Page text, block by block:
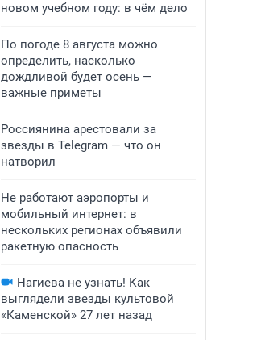
новом учебном году: в чём дело
По погоде 8 августа можно
определить, насколько
дождливой будет осень —
важные приметы
Россиянина арестовали за
звезды в Telegram — что он
натворил
Не работают аэропорты и
мобильный интернет: в
нескольких регионах объявили
ракетную опасность
Нагиева не узнать! Как
выглядели звезды культовой
«Каменской» 27 лет назад